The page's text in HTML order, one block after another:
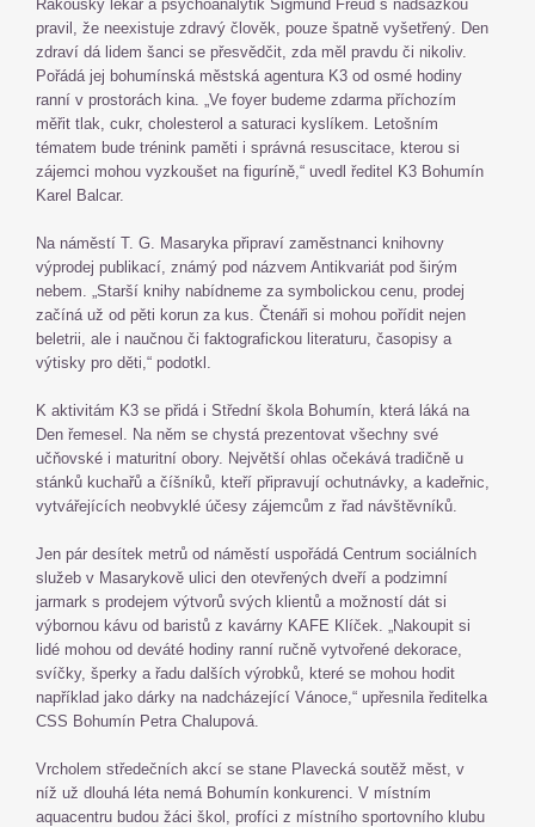
Rakouský lékař a psychoanalytik Sigmund Freud s nadsázkou
pravil, že neexistuje zdravý člověk, pouze špatně vyšetřený. Den
zdraví dá lidem šanci se přesvědčit, zda měl pravdu či nikoliv.
Pořádá jej bohumínská městská agentura K3 od osmé hodiny
ranní v prostorách kina. „Ve foyer budeme zdarma příchozím
měřit tlak, cukr, cholesterol a saturaci kyslíkem. Letošním
tématem bude trénink paměti i správná resuscitace, kterou si
zájemci mohou vyzkoušet na figuríně,“ uvedl ředitel K3 Bohumín
Karel Balcar.
Na náměstí T. G. Masaryka připraví zaměstnanci knihovny
výprodej publikací, známý pod názvem Antikvariát pod širým
nebem. „Starší knihy nabídneme za symbolickou cenu, prodej
začíná už od pěti korun za kus. Čtenáři si mohou pořídit nejen
beletrii, ale i naučnou či faktografickou literaturu, časopisy a
výtisky pro děti,“ podotkl.
K aktivitám K3 se přidá i Střední škola Bohumín, která láká na
Den řemesel. Na něm se chystá prezentovat všechny své
učňovské i maturitní obory. Největší ohlas očekává tradičně u
stánků kuchařů a číšníků, kteří připravují ochutnávky, a kadeřnic,
vytvářejících neobvyklé účesy zájemcům z řad návštěvníků.
Jen pár desítek metrů od náměstí uspořádá Centrum sociálních
služeb v Masarykově ulici den otevřených dveří a podzimní
jarmark s prodejem výtvorů svých klientů a možností dát si
výbornou kávu od baristů z kavárny KAFE Klíček. „Nakoupit si
lidé mohou od deváté hodiny ranní ručně vytvořené dekorace,
svíčky, šperky a řadu dalších výrobků, které se mohou hodit
například jako dárky na nadcházející Vánoce,“ upřesnila ředitelka
CSS Bohumín Petra Chalupová.
Vrcholem středečních akcí se stane Plavecká soutěž měst, v
níž už dlouhá léta nemá Bohumín konkurenci. V místním
aquacentru budou žáci škol, profíci z místního sportovního klubu